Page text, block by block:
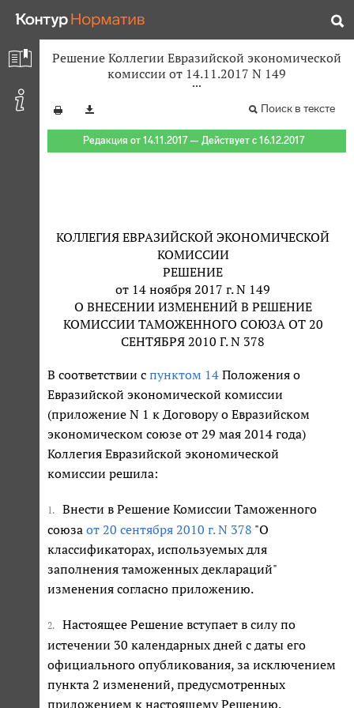
Решение Коллегии Евразийской экономической
комиссии от 14.11.2017 N 149
Поиск в тексте
Редакция от 14.11.2017 — Действует с 16.12.2017
КОЛЛЕГИЯ ЕВРАЗИЙСКОЙ ЭКОНОМИЧЕСКОЙ
КОМИССИИ
РЕШЕНИЕ
от 14 ноября 2017 г. N 149
О ВНЕСЕНИИ ИЗМЕНЕНИЙ В РЕШЕНИЕ
КОМИССИИ ТАМОЖЕННОГО СОЮЗА ОТ 20
СЕНТЯБРЯ 2010 Г. N 378
В соответствии с пунктом 14 Положения о
Евразийской экономической комиссии
(приложение N 1 к Договору о Евразийском
экономическом союзе от 29 мая 2014 года)
Коллегия Евразийской экономической
комиссии решила:
1.
Внести в Решение Комиссии Таможенного
союза от 20 сентября 2010 г. N 378 "О
классификаторах, используемых для
заполнения таможенных деклараций"
изменения согласно приложению.
2.
Настоящее Решение вступает в силу по
истечении 30 календарных дней с даты его
официального опубликования, за исключением
пункта 2 изменений, предусмотренных
приложением к настоящему Решению.